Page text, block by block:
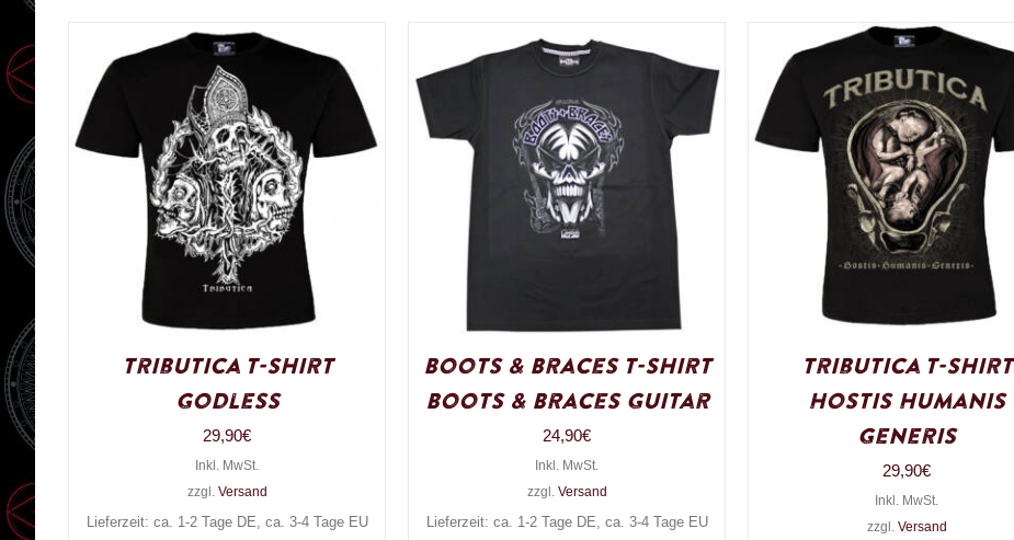
Tributica T-Shirt
Godless
29,90€
Inkl. MwSt.
zzgl. Versand
Lieferzeit: ca. 1-2 Tage DE, ca. 3-4 Tage EU
Boots & Braces T-Shirt
Boots & Braces Guitar
24,90€
Inkl. MwSt.
zzgl. Versand
Lieferzeit: ca. 1-2 Tage DE, ca. 3-4 Tage EU
Tributica T-Shirt
Hostis Humanis
Generis
29,90€
Inkl. MwSt.
zzgl. Versand